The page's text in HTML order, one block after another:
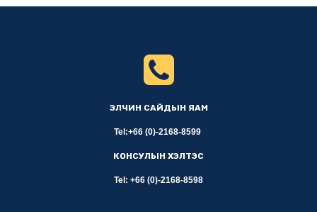
ЭЛЧИН САЙДЫН ЯАМ
Tel:+66 (0)-2168-8599
КОНСУЛЫН ХЭЛТЭС
Tel: +66 (0)-2168-8598